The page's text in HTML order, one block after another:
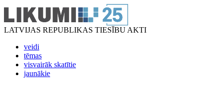
LATVIJAS REPUBLIKAS TIESĪBU AKTI
veidi
tēmas
visvairāk skatītie
jaunākie